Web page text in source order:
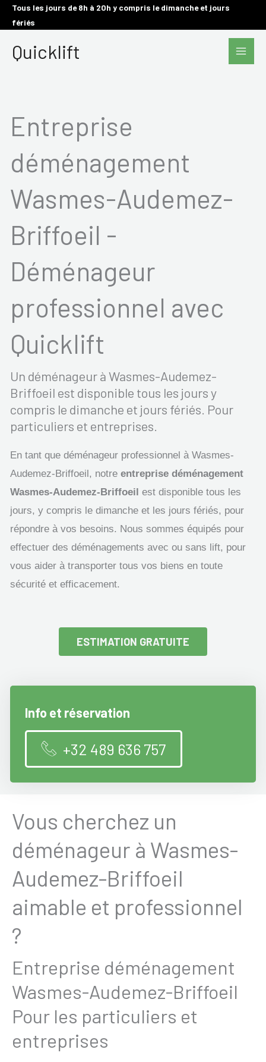
AllerTous les jours de 8h à 20h y compris le dimanche et jours
fériés
Quicklift
Main
Entreprise
déménagement
Wasmes-Audemez-
Briffoeil -
Déménageur
professionnel avec
Quicklift
Un déménageur à Wasmes-Audemez-
Briffoeil est disponible tous les jours y
compris le dimanche et jours fériés. Pour
particuliers et entreprises.
En tant que déménageur professionnel à Wasmes-
Audemez-Briffoeil, notre entreprise déménagement
Wasmes-Audemez-Briffoeil est disponible tous les
jours, y compris le dimanche et les jours fériés, pour
répondre à vos besoins. Nous sommes équipés pour
effectuer des déménagements avec ou sans lift, pour
vous aider à transporter tous vos biens en toute
sécurité et efficacement.
ESTIMATION GRATUITE
Info et réservation
+32 489 636 757
Vous cherchez un
déménageur à Wasmes-
Audemez-Briffoeil
aimable et professionnel
?
Entreprise déménagement
Wasmes-Audemez-Briffoeil
Pour les particuliers et
entreprises